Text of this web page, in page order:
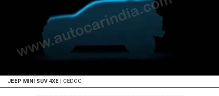
JEEP MINI SUV 4XE | CEDOC